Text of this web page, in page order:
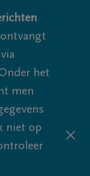
het
men
niet op